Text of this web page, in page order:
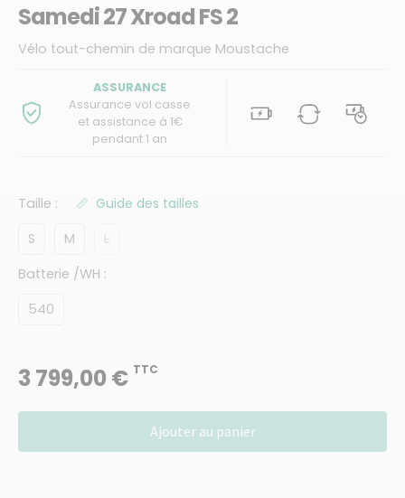
Samedi 27 Xroad FS 2
Vélo tout-chemin de marque Moustache
ASSURANCE
Assurance vol casse
et assistance à 1€
pendant 1 an
Taille :
Guide des tailles
S
M
L
Batterie /WH :
540
3 799,00 € TTC
de
Ajouter au panier